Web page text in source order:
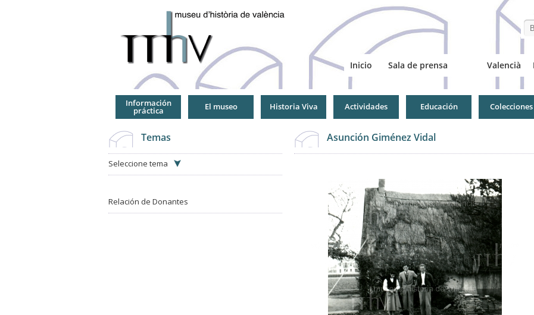
Valencià
Inicio Sala de prensa
Información
práctica El museo Historia Viva Actividades Educación Colecciones
Temas
Seleccione tema
Relación de Donantes
Asunción Giménez Vidal